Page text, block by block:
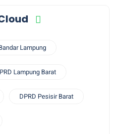
Lampung
Lampung Barat
DPRD Pesisir Barat